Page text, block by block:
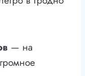
— на